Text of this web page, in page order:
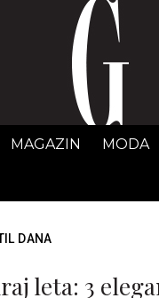
MAGAZIN MODA
DANA
leta: 3